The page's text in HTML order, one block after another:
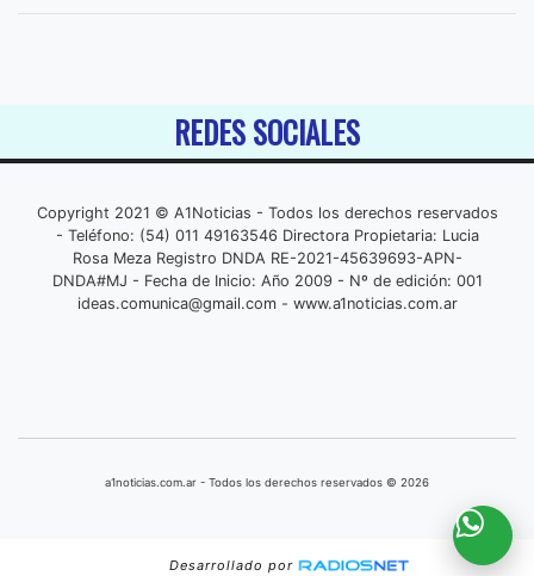
REDES SOCIALES
Copyright 2021 © A1Noticias - Todos los derechos reservados
- Teléfono: (54) 011 49163546 Directora Propietaria: Lucia
Rosa Meza Registro DNDA RE-2021-45639693-APN-
DNDA#MJ - Fecha de Inicio: Año 2009 - Nº de edición: 001
ideas.comunica@gmail.com- www.a1noticias.com.ar
a1noticias.com.ar - Todos los derechos reservados © 2026
Desarrollado por